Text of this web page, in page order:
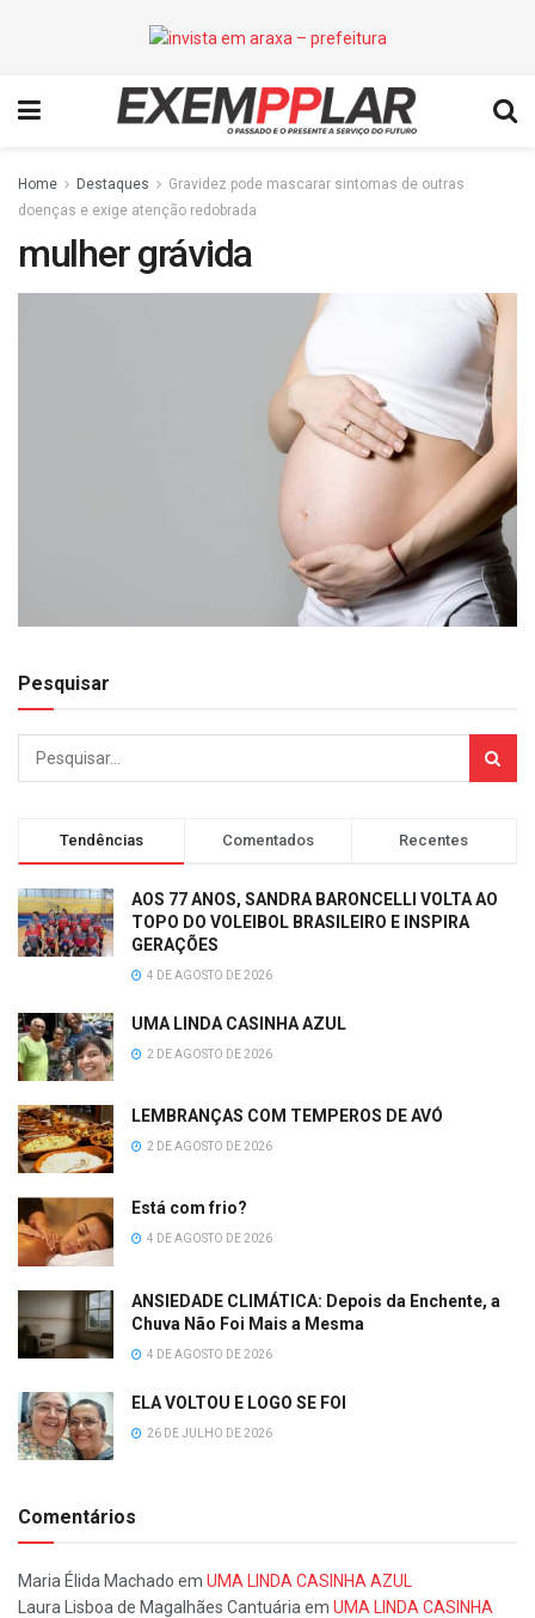
Home Destaques
Gravidez pode mascarar sintomas de outras
doenças e exige atenção redobrada
mulher grávida
Pesquisar
Tendências Comentados Recentes
AOS 77 ANOS, SANDRA BARONCELLI VOLTA AO
TOPO DO VOLEIBOL BRASILEIRO E INSPIRA
GERAÇÕES
4 DE AGOSTO DE 2026
UMA LINDA CASINHA AZUL
2 DE AGOSTO DE 2026
LEMBRANÇAS COM TEMPEROS DE AVÓ
2 DE AGOSTO DE 2026
Está com frio?
4 DE AGOSTO DE 2026
ANSIEDADE CLIMÁTICA: Depois da Enchente, a
Chuva Não Foi Mais a Mesma
4 DE AGOSTO DE 2026
ELA VOLTOU E LOGO SE FOI
26 DE JULHO DE 2026
Comentários
Maria Élida Machado em UMA LINDA CASINHA AZUL
Laura Lisboa de Magalhães Cantuária em UMA LINDA CASINHA